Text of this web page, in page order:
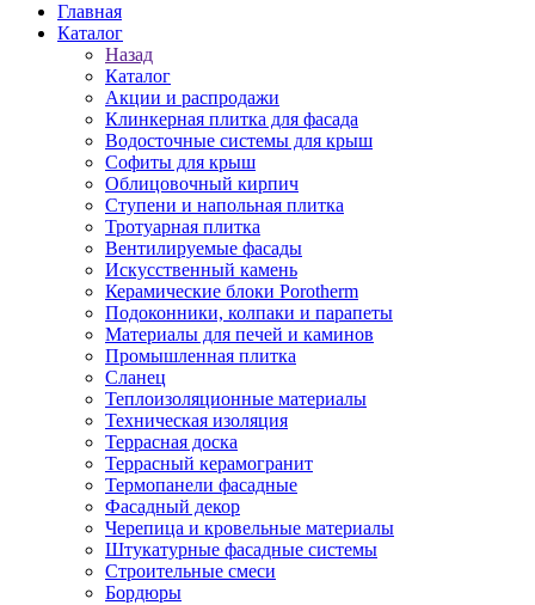
Главная
Каталог
Назад
Каталог
Акции и распродажи
Клинкерная плитка для фасада
Водосточные системы для крыш
Софиты для крыш
Облицовочный кирпич
Ступени и напольная плитка
Тротуарная плитка
Вентилируемые фасады
Искусственный камень
Керамические блоки Porotherm
Подоконники, колпаки и парапеты
Материалы для печей и каминов
Промышленная плитка
Сланец
Теплоизоляционные материалы
Техническая изоляция
Террасная доска
Террасный керамогранит
Термопанели фасадные
Фасадный декор
Черепица и кровельные материалы
Штукатурные фасадные системы
Строительные смеси
Бордюры